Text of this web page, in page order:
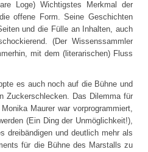
Loge) Wichtigstes Merkmal der
offene Form. Seine Geschichten
und die Fülle an Inhalten, auch
(Der Wissenssammler
mit dem (literarischen) Fluss
es auch noch auf die Bühne und
Zuckerschlecken. Das Dilemma für
Maurer war vorprogrammiert,
(Ein Ding der Unmöglichkeit!),
dreibändigen und deutlich mehr als
für die Bühne des Marstalls zu